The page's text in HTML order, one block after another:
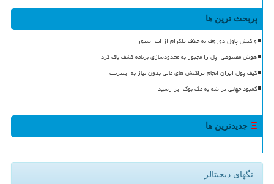
پربحث ترین ها
واکنش پاول دوروف به حذف تلگرام از اپ استور
هوش مصنوعی اپل را مجبور به محدودسازی برنامه کشف باگ کرد
کیف پول ایران انجام تراکنش های مالی بدون نیاز به اینترنت
کمبود جهانی تراشه به مک بوک ایر رسید
جدیدترین ها
تگهای دیجیتالر